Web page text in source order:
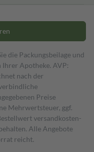
die Packungsbeilage und
Apotheke. AVP:
nach der
Preise
Mehrwertsteuer, ggf.
versand­kosten­
Alle Angebote
reicht.